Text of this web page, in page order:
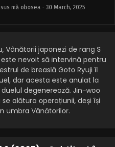
mă obosea - 30 March, 2025
de rang S - 30 March, 2025
Sezonul 2 Episodul 6 – Nu te uita
mei
de sus la băieții mei - 30 March, 2025
Sezonul 2 Episodul 5 – Suntem
Vânătorii japonezi de rang S
nevoit să intervină pentru
de breaslă Goto Ryuji îl
dar acesta este anulat la
degenerează. Jin-woo
alătura operațiunii, deși își
umbra Vânătorilor.